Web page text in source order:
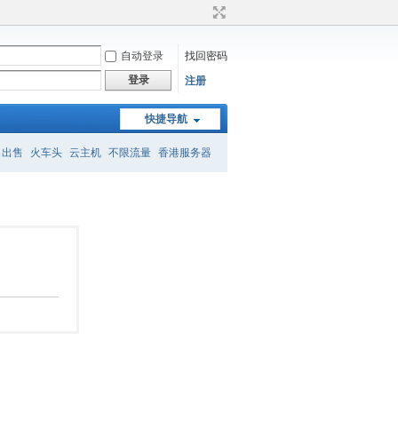
自动登录
找回密码
登录
注册
快捷导航
售 火车头 云主机 不限流量 香港服务器